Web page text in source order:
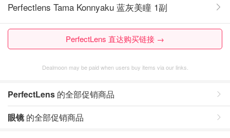
Perfectlens Tama Konnyaku 蓝灰美瞳 1副
PerfectLens 直达购买链接 →
Dealmoon may be paid when users buy items via our links.
PerfectLens 的全部促销商品
眼镜 的全部促销商品